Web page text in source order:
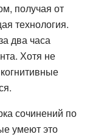
получая от
технология.
два часа
Хотя не
сочинений по
умеют это